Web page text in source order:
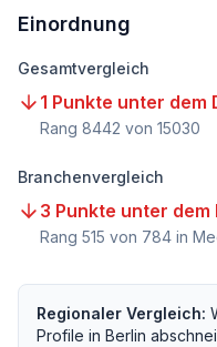
Einordnung
Gesamtvergleich
1 Punkte unter
Rang 8442 von 15030
Branchenvergleich
3 Punkte unter dem
Rang 515 von 784 in
Regionaler Vergleich:
Profile in Berlin